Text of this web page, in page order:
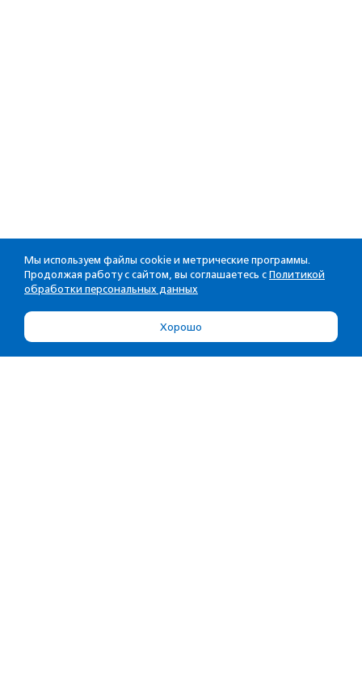
Мы используем файлы cookie и метрические программы.
Продолжая работу с сайтом, вы соглашаетесь с Политикой
обработки персональных данных
Хорошо